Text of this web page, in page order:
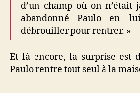
d’un champ où on n’était
abandonné Paulo en
débrouiller pour rentrer. »
Et là encore, la surprise est
Paulo rentre tout seul à la